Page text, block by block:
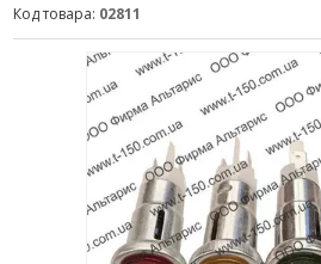
Код товара: 02811